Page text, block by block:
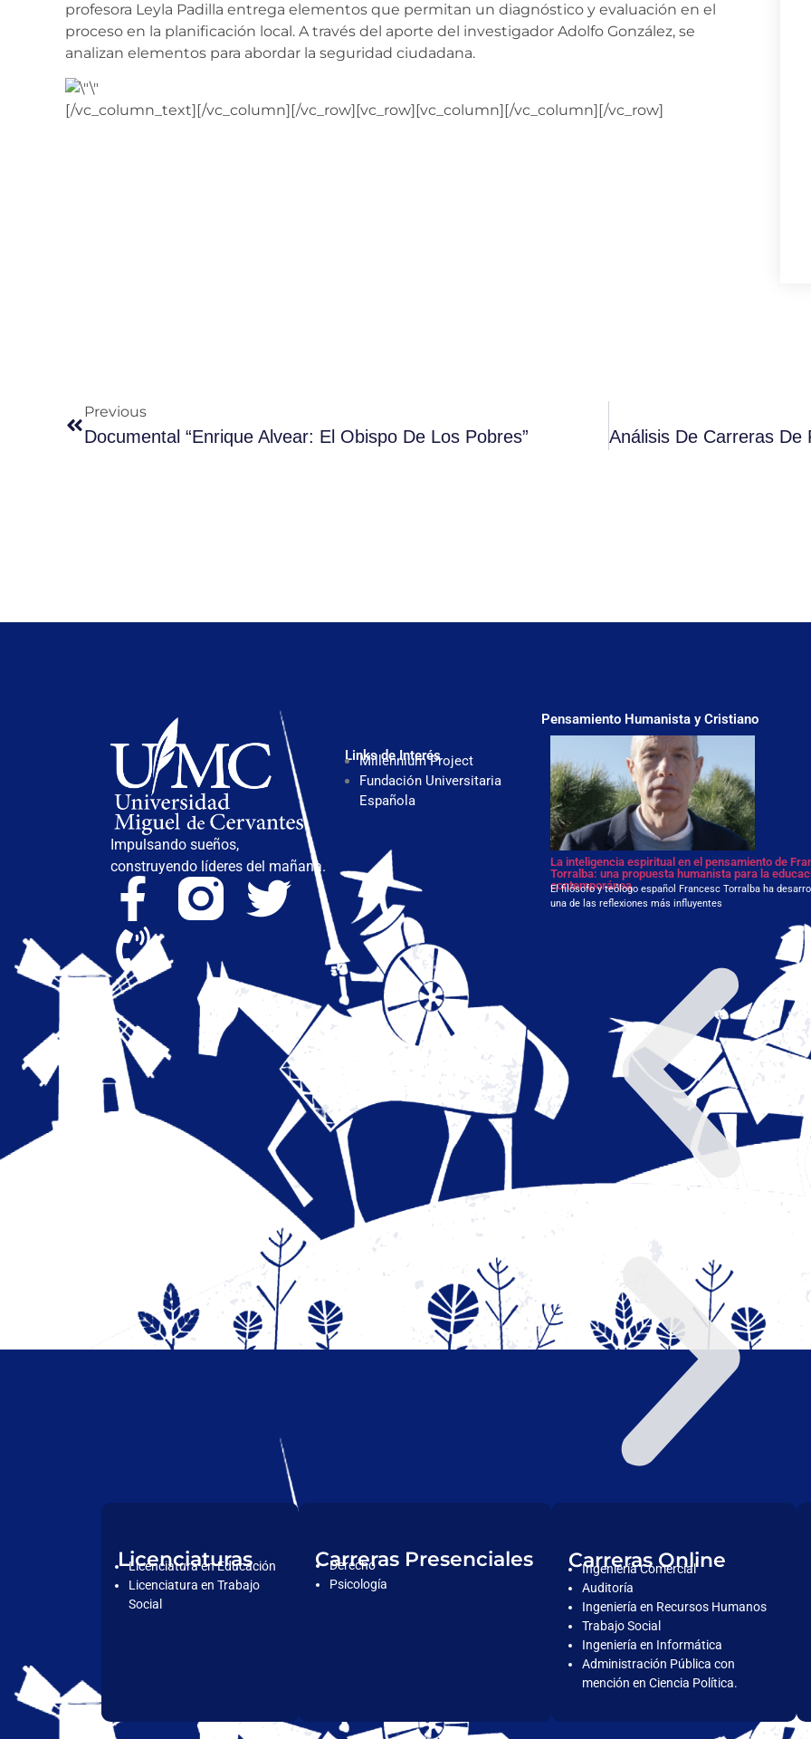
profesora Leyla Padilla entrega elementos que permitan un diagnóstico y evaluación en el
proceso en la planificación local. A través del aporte del investigador Adolfo González, se
analizan elementos para abordar la seguridad ciudadana.
[/vc_column_text][/vc_column][/vc_row][vc_row][vc_column][/vc_column][/vc_row]
Previous
Documental “Enrique Alvear: El Obispo De Los Pobres”
Impulsando sueños,
construyendo líderes del mañana.
Links de Interés
Millennium Project
Fundación Universitaria
Española
Pensamiento Humanista y Cristiano
La inteligencia espiritual en el pensamiento de
Torralba: una propuesta humanista para la
contemporánea
El filósofo y teólogo español Francesc Torralba ha
una de las reflexiones más influyentes
Licenciaturas
Licenciatura en Educación
Licenciatura en Trabajo
Social
Carreras Presenciales
Derecho
Psicología
Carreras Online
Ingeniería Comercial
Auditoría
Ingeniería en Recursos Humanos
Trabajo Social
Ingeniería en Informática
Administración Pública con
mención en Ciencia Política.